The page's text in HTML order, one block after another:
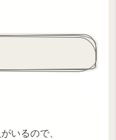
いるので、